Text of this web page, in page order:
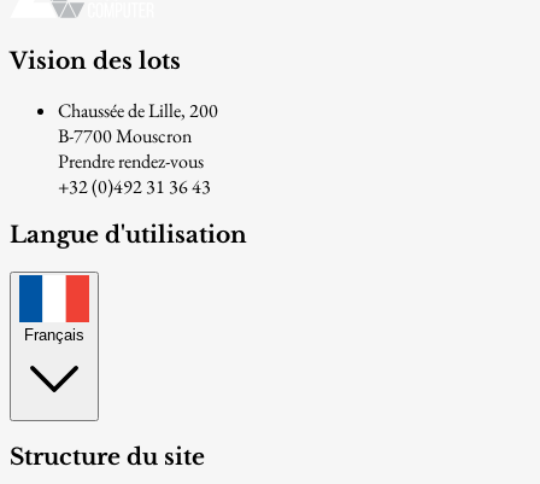
Vision des lots
Chaussée de Lille, 200
B-7700 Mouscron
Prendre rendez-vous
+32 (0)492 31 36 43
Langue d'utilisation
Français
Structure du site